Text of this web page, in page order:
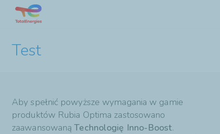
Test
Aby spełnić powyższe wymagania w gamie
produktów Rubia Optima zastosowano
zaawansowanąTechnologię Inno-Boost.